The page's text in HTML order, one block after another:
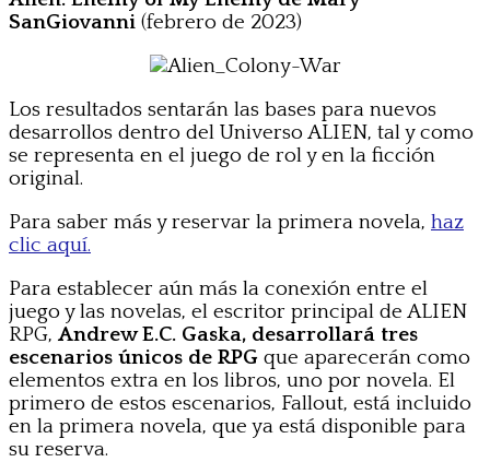
SanGiovanni (febrero de 2023)
Los resultados sentarán las bases para nuevos
desarrollos dentro del Universo ALIEN, tal y como
se representa en el juego de rol y en la ficción
original.
Para saber más y reservar la primera novela, haz
clic aquí.
Para establecer aún más la conexión entre el
juego y las novelas, el escritor principal de ALIEN
RPG, Andrew E.C. Gaska, desarrollará tres
escenarios únicos de RPG que aparecerán como
elementos extra en los libros, uno por novela. El
primero de estos escenarios, Fallout, está incluido
en la primera novela, que ya está disponible para
su reserva.